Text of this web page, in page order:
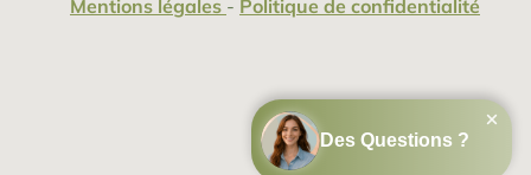
Mentions légales - Politique de confidentialité